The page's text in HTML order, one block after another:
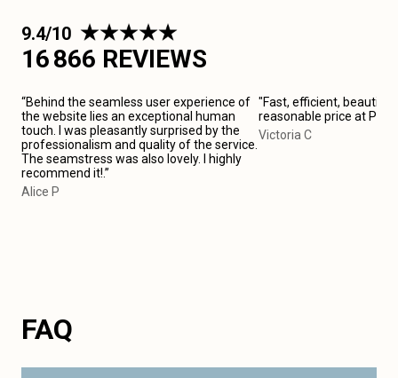
9.4/10
16 866 REVIEWS
“Behind the seamless user experience of
the website lies an exceptional human
touch. I was pleasantly surprised by the
professionalism and quality of the service.
The seamstress was also lovely. I highly
recommend it!.”
Alice P
"Fast, efficient, beautiful
reasonable price at
Victoria C
FAQ